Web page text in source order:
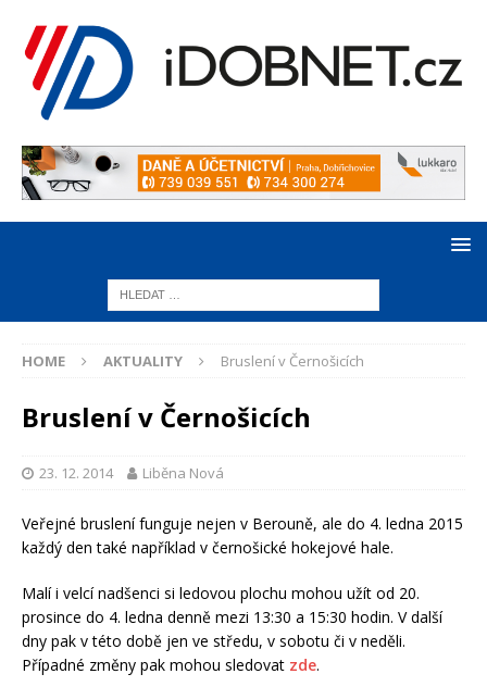
HOME AKTUALITY Bruslení v Černošicích
Bruslení v Černošicích
23. 12. 2014 Liběna Nová
Veřejné bruslení funguje nejen v Berouně, ale do 4. ledna 2015
každý den také například v černošické hokejové hale.
Malí i velcí nadšenci si ledovou plochu mohou užít od 20.
prosince do 4. ledna denně mezi 13:30 a 15:30 hodin. V další
dny pak v této době jen ve středu, v sobotu či v neděli.
Případné změny pak mohou sledovat zde.